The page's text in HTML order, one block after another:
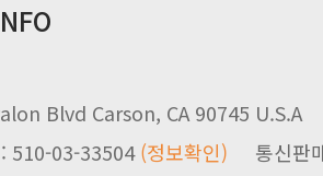
Blvd Carson, CA 90745 U.S.A
510-03-33504(정보확인) 통신판